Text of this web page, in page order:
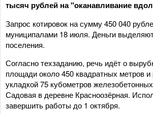
тысяч рублей на "оканавливание
Запрос котировок на сумму 450 040
муниципалами 18 июля. Деньги
поселения.
Согласно техзаданию, речь идёт о
площади около 450 квадратных метров и
укладкой 75 кубометров
Садовая в деревне Красноозёрная.
завершить работы до 1 октября.